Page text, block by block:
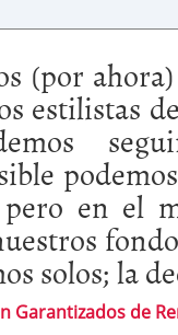
la categoría
23, 2026
los fondos en
deuda
febrero 16, 2026
alcanzan los
8, 2026
en España
de euros febrero
(por
estilistas
en el
solos; la
Garantizados de